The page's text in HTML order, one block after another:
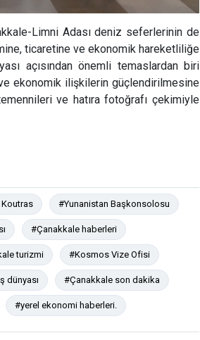
Limni Adası deniz seferlerinin de
ticaretine ve ekonomik hareketliliğe
açısından önemli temaslardan biri
ekonomik ilişkilerin güçlendirilmesine
ve hatıra fotoğrafı çekimiyle
#Yunanistan Başkonsolosu
#Çanakkale haberleri
turizmi #Kosmos Vize Ofisi
dünyası #Çanakkale son dakika
#yerel ekonomi haberleri.